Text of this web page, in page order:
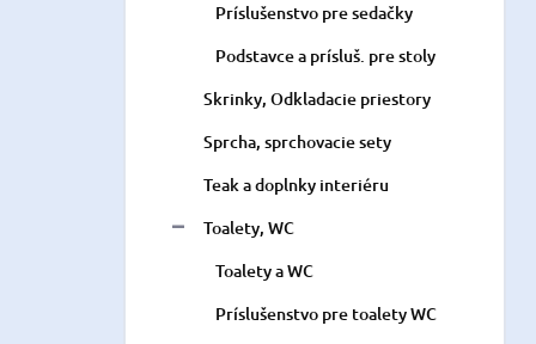
Príslušenstvo pre sedačky
Podstavce a prísluš. pre stoly
Skrinky, Odkladacie priestory
Sprcha, sprchovacie sety
Teak a doplnky interiéru
Toalety, WC
Toalety a WC
Príslušenstvo pre toalety WC